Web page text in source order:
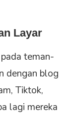
Layar
teman-
dengan blog
Tiktok,
lagi mereka